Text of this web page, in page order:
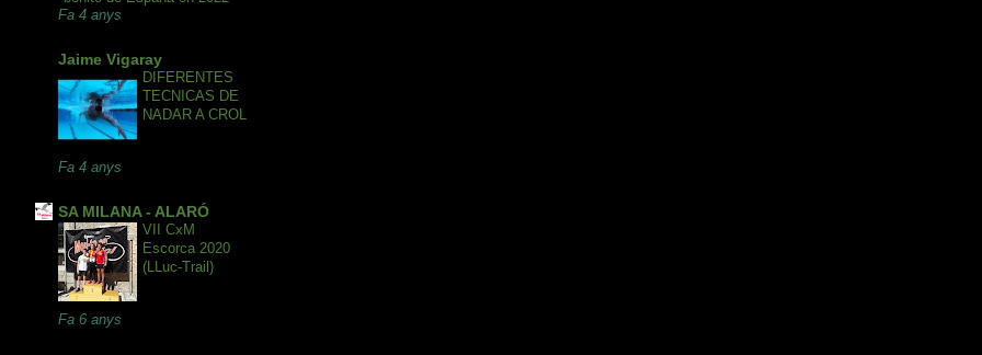
Fa 4 anys
Jaime Vigaray
DIFERENTES
TECNICAS DE
NADAR A CROL
Fa 4 anys
SA MILANA - ALARÓ
VII CxM
Escorca 2020
(LLuc-Trail)
Fa 6 anys